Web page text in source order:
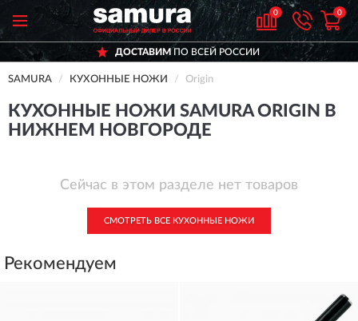
0 0
ДОСТАВИМПО ВСЕЙ РОССИИ
SAMURA КУХОННЫЕ НОЖИ Origin
КУХОННЫЕ НОЖИ SAMURA ORIGIN В
НИЖНЕМ НОВГОРОДЕ
Сейчас в этом разделе нет товаров
СМОТРЕТЬ ВСЕ КУХОННЫЕ НОЖИ
Рекомендуем